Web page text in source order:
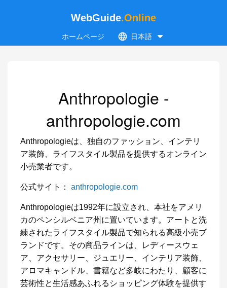
WebGuide.Online
ホームページ 日本語
Anthropologie -
anthropologie.com
Anthropologieは、独自のファッション、インテリ
ア装飾、ライフスタイル製品を提供するオンライン
小売業者です。
公式サイト： anthropologie.com
Anthropologieは1992年に設立され、本社をアメリ
カのペンシルベニア州に置いています。アートと洗
練されたライフスタイル製品で知られる高級小売ブ
ランドです。その商品ラインは、レディースウェ
ア、アクセサリー、ジュエリー、インテリア装飾、
アロマキャンドル、書籍など多岐にわたり、顧客に
芸術性と生活感あふれるショッピング体験を提供す